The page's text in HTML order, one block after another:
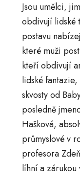
Jsou umělci,
obdivují lidské
postavu
které muži
kteří obdivují
lidské
skvosty od
posledně
Hašková,
průmyslové v
profesora
líhní a zárukou